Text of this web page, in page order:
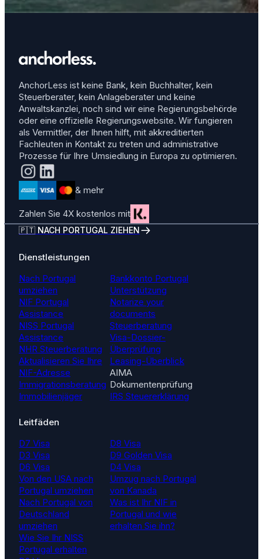
AnchorLess ist keine Bank, kein Buchhalter, kein
Steuerberater, kein Anlageberater und keine
Anwaltskanzlei, noch sind wir eine Regierungsbehörde
oder eine offizielle Regierungswebsite. Wir fungieren
als Vermittler, der Ihnen hilft, mit akkreditierten
Fachleuten in Kontakt zu treten und administrative
Prozesse für Ihre Umsiedlung in Europa zu optimieren.
& mehr
Zahlen Sie 4X kostenlos mit
🇵🇹 NACH PORTUGAL ZIEHEN
Dienstleistungen
Nach Portugal
umziehen
NIF Portugal
Assistance
NISS Portugal
Assistance
NHR Steuerberatung
Aktualisieren Sie Ihre
NIF-Adresse
Immigrationsberatung
Immobilienjäger
Bankkonto Portugal
Unterstützung
Notarize your
documents
Steuerberatung
Visa-Dossier-
Überprüfung
Leasing-Überblick
AIMA
Dokumentenprüfung
IRS Steuererklärung
Leitfäden
D7 Visa
D3 Visa
D6 Visa
Von den USA nach
Portugal umziehen
Nach Portugal von
Deutschland
umziehen
Wie Sie Ihr NISS
Portugal erhalten
D8 Visa
D9 Golden Visa
D4 Visa
Umzug nach Portugal
von Kanada
Was ist Ihr NIF in
Portugal und wie
erhalten Sie ihn?